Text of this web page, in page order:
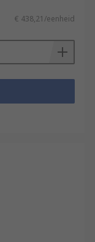
€ 438,21/eenheid